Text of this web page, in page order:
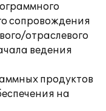
сопровождения
отраслевого
ведения
продуктов
на